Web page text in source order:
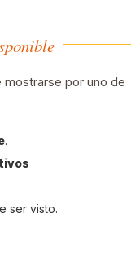
mostrarse por uno de
.
ser visto.